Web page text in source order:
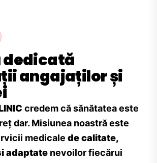
dedicată
angajaților și
credem că sănătatea este
dar. Misiunea noastră este
medicale de calitate,
adaptate nevoilor fiecărui